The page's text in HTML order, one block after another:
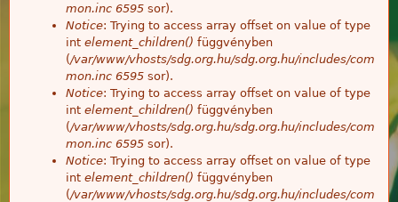
mon.inc 6595 sor).
Notice: Trying to access array offset on value of type
int element_children() függvényben
(/var/www/vhosts/sdg.org.hu/sdg.org.hu/includes/com
mon.inc 6595 sor).
Notice: Trying to access array offset on value of type
int element_children() függvényben
(/var/www/vhosts/sdg.org.hu/sdg.org.hu/includes/com
mon.inc 6595 sor).
Notice: Trying to access array offset on value of type
int element_children() függvényben
(/var/www/vhosts/sdg.org.hu/sdg.org.hu/includes/com